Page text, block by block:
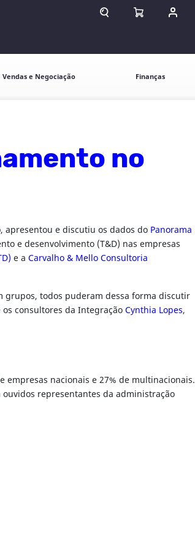
ABRIR CAMPO DE
ABRIR
Vendas e Negociação Finanças
no
apresentou e discutiu os dados do Panorama
e desenvolvimento (T&D) nas empresas
e a Carvalho & Mello Consultoria
grupos, todos puderam dessa forma discutir
consultores da IntegraçãoCynthia Lopes,
empresas nacionais e 27% de multinacionais.
representantes da administração